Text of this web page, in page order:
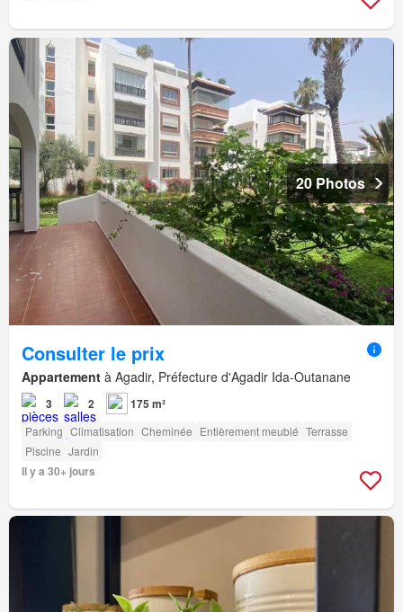
20 Photos
Consulter le prix
Appartement à Agadir, Préfecture d'Agadir Ida-Outanane
3 2 175 m²
Parking Climatisation Cheminée Entièrement meublé Terrasse
Piscine Jardin
Il y a 30+ jours